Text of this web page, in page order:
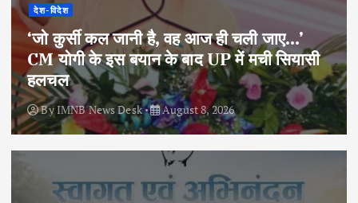
देश-विदेश
‘जो कुर्सी कल जानी है, वह आज ही चली जाए…’
CM योगी के इस बयान के बाद UP में मची सियासी
हलचल
ByIMNB News Desk August 8, 2026